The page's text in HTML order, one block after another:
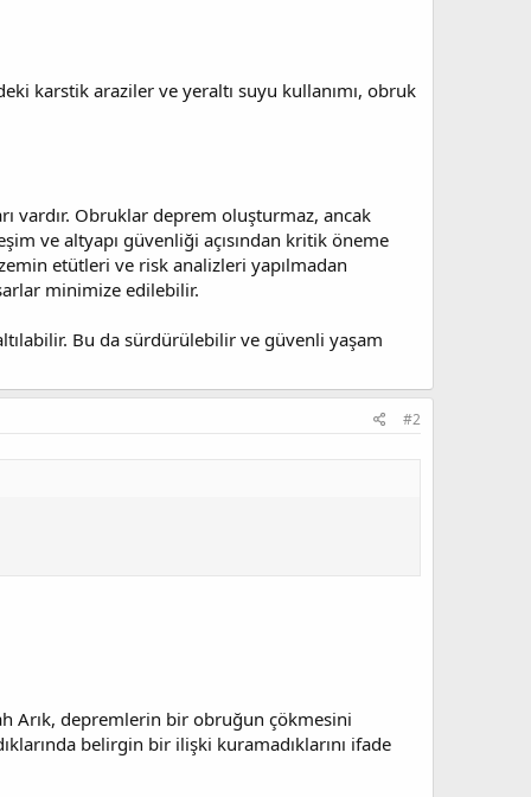
karstik araziler ve yeraltı suyu kullanımı, obruk
vardır. Obruklar deprem oluşturmaz, ancak
ve altyapı güvenliği açısından kritik öneme
etütleri ve risk analizleri yapılmadan
minimize edilebilir.
Bu da sürdürülebilir ve güvenli yaşam
#2
Arık, depremlerin bir obruğun çökmesini
belirgin bir ilişki kuramadıklarını ifade